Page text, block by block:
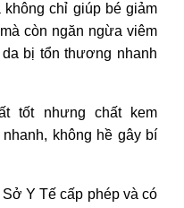
không chỉ giúp bé giảm
còn ngăn ngừa viêm
bị tổn thương nhanh
tốt nhưng chất kem
không hề gây bí
Y Tế cấp phép và có